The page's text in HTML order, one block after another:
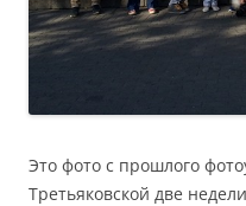
Это фото с прошлого
Третьяковской две